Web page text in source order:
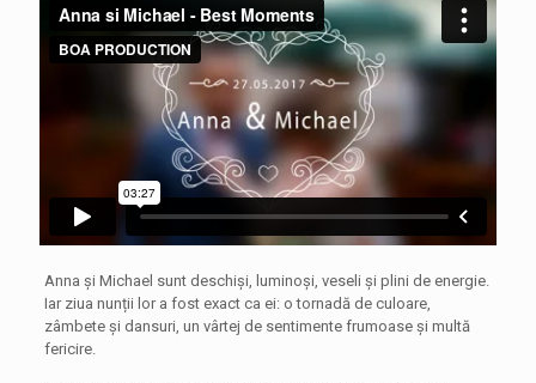
Anna și Michael sunt deschiși, luminoși, veseli și plini de energie.
Iar ziua nunții lor a fost exact ca ei: o tornadă de culoare,
zâmbete și dansuri, un vârtej de sentimente frumoase și multă
fericire.